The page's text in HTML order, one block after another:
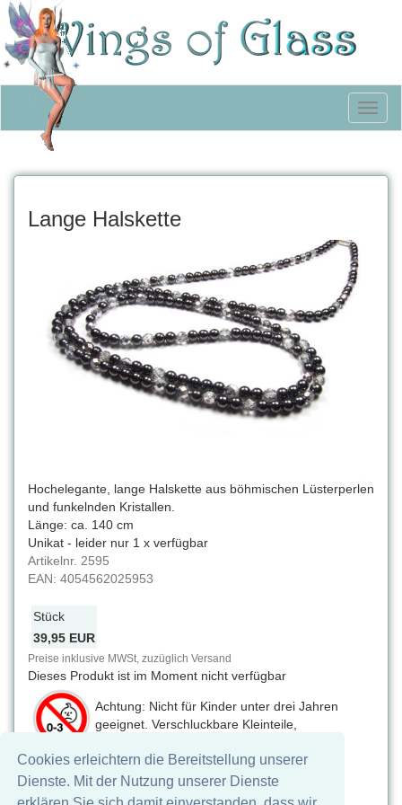
Cookies erleichtern die Bereitstellung unserer
Dienste. Mit der Nutzung unserer Dienste
Lange Halskette
Hochelegante, lange Halskette aus böhmischen Lüsterperlen
und funkelnden Kristallen.
Länge: ca. 140 cm
Unikat - leider nur 1 x verfügbar
Artikelnr. 2595
EAN: 4054562025953
Stück
39,95 EUR
Preise inklusive MWSt, zuzüglich Versand
Dieses Produkt ist im Moment nicht verfügbar
Achtung: Nicht für Kinder unter drei Jahren
geeignet. Verschluckbare Kleinteile,
Auf Facebook teilen